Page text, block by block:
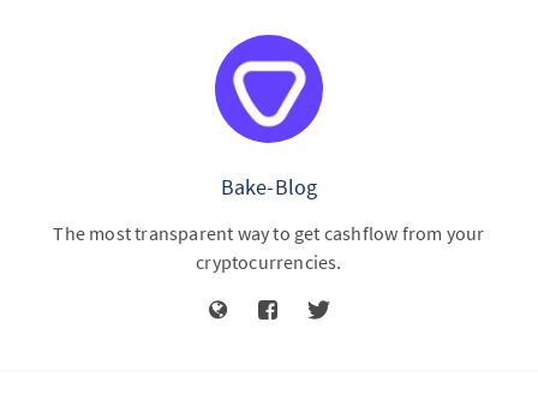
Bake-Blog
The most transparent way to get cashflow from your
cryptocurrencies.